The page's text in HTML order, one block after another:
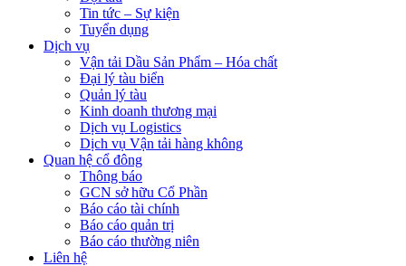
Tin tức – Sự kiện
Tuyển dụng
Dịch vụ
Vận tải Dầu Sản Phẩm – Hóa chất
Đại lý tàu biển
Quản lý tàu
Kinh doanh thương mại
Dịch vụ Logistics
Dịch vụ Vận tải hàng không
Quan hệ cổ đông
Thông báo
GCN sở hữu Cổ Phần
Báo cáo tài chính
Báo cáo quản trị
Báo cáo thường niên
Liên hệ